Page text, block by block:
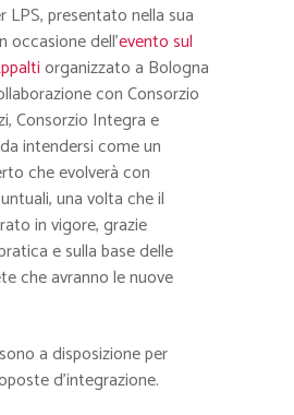
LPS, presentato nella sua
occasione dell’evento sul
organizzato a Bologna
con Consorzio
Consorzio Integra e
intendersi come un
che evolverà con
una volta che il
in vigore, grazie
e sulla base delle
che avranno le nuove
a disposizione per
d’integrazione.